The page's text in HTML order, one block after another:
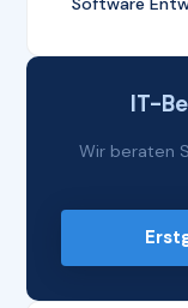
IT-
Wir beraten